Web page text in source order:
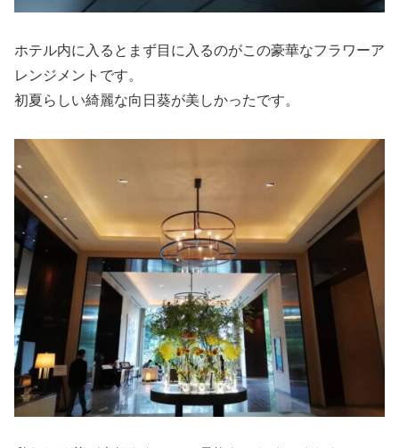
ホテル内に入るとまず目に入るのがこの豪華なフラワーア
レンジメントです。
初夏らしい綺麗な向日葵が美しかったです。